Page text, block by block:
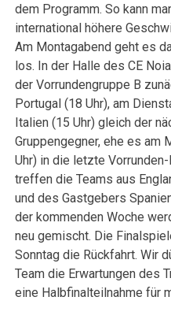
dem Programm. So kann
international höhere
Am Montagabend geht es
los. In der Halle des CE
der Vorrundengruppe B
Portugal (18 Uhr), am
Italien (15 Uhr) gleich der
Gruppengegner, ehe es am
Uhr) in die letzte
treffen die Teams aus
und des Gastgebers
der kommenden Woche
neu gemischt. Die
Sonntag die Rückfahrt. Wir
Team die Erwartungen des
eine Halbfinalteilnahme für